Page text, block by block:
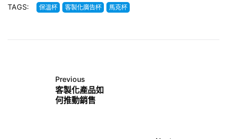
TAGS: 保溫杯 客製化廣告杯 馬克杯
Previous
客製化產品如
何推動銷售